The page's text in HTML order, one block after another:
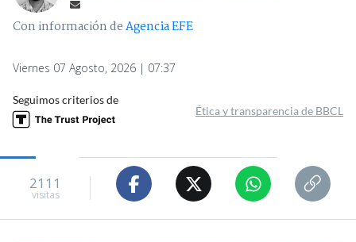
Con información deAgencia EFE
Viernes 07 Agosto, 2026 | 07:37
Seguimos criterios de
Ética y transparencia de BBCL
2111
visitas